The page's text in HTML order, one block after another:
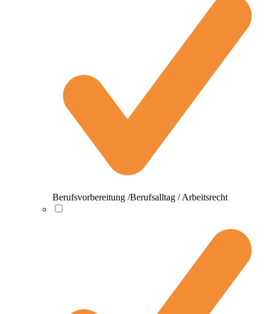
Berufsvorbereitung /Berufsalltag / Arbeitsrecht